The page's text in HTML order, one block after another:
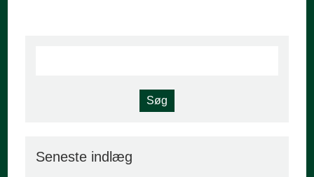
Seneste indlæg